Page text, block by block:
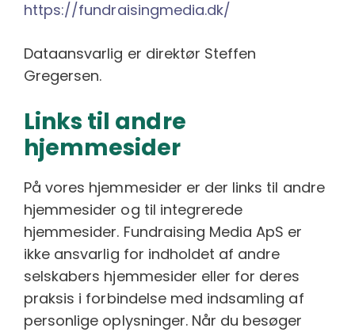
https://fundraisingmedia.dk/
Dataansvarlig er direktør Steffen
Gregersen.
Links til andre
hjemmesider
På vores hjemmesider er der links til andre
hjemmesider og til integrerede
hjemmesider. Fundraising Media ApS er
ikke ansvarlig for indholdet af andre
selskabers hjemmesider eller for deres
praksis i forbindelse med indsamling af
personlige oplysninger. Når du besøger